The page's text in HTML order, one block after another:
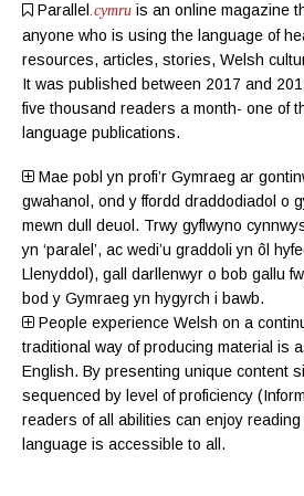
Parallel .cymru is an online magazine
anyone who is using the language of
resources, articles, stories, Welsh
It was published between 2017 and
five thousand readers a month- one of
language publications.
Mae pobl yn profi’r Gymraeg ar
gwahanol, ond y ffordd draddodiadol o
mewn dull deuol. Trwy gyflwyno
yn ‘paralel’, ac wedi’u graddoli yn ôl
Llenyddol ), gall darllenwyr o bob gallu
bod y Gymraeg yn hygyrch i bawb.
People experience Welsh on a
traditional way of producing material is
English. By presenting unique content
sequenced by level of proficiency (
readers of all abilities can enjoy
language is accessible to all.